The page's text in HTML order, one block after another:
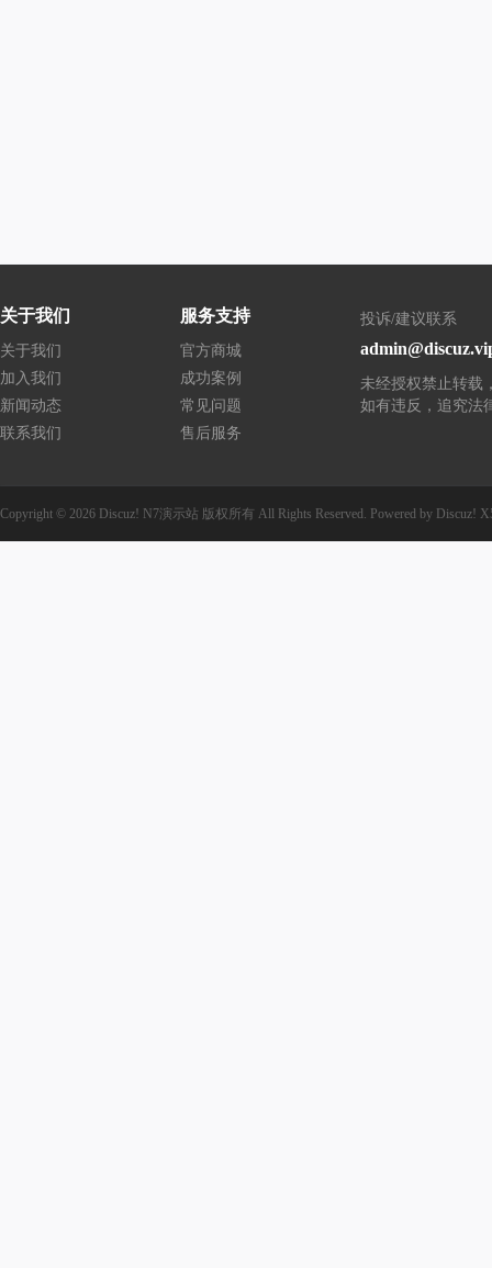
关于我们
关于我们
加入我们
新闻动态
联系我们
服务支持
官方商城
成功案例
常见问题
售后服务
投诉/建议联系
未经授权禁止转载
如有违反，追究法
Copyright © 2026 Discuz! N7演示站 版权所有 All Rights Reserved. Powered by Discuz!